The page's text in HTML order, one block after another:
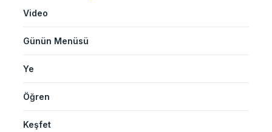
Video
Günün Menüsü
Ye
Öğren
Keşfet